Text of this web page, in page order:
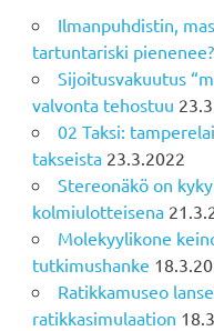
Ilmanpuhdistin,
tartuntariski pienenee?
Sijoitusvakuutus
valvonta tehostuu
02 Taksi:
takseista 23.3.2022
Stereonäkö on
kolmiulotteisena
Molekyylikone
tutkimushanke
Ratikkamuseo
ratikkasimulaation